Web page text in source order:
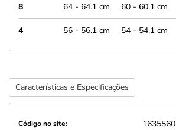
8 64 - 64.1 cm 60 - 60.1 cm
4 56 - 56.1 cm 54 - 54.1 cm
Características e Especificações
Código no site: 1635560